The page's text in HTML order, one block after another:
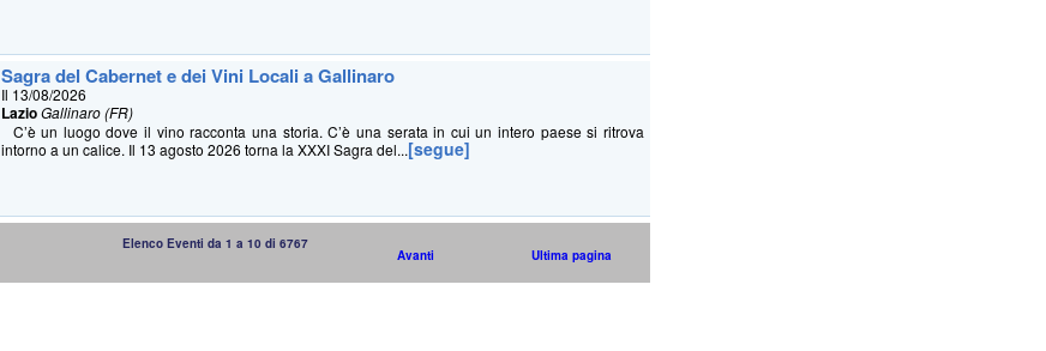
Sagra del Cabernet e dei Vini Locali a Gallinaro
Il 13/08/2026
LazioGallinaro (FR)
C’è un luogo dove il vino racconta una storia. C’è una serata in cui un intero paese si ritrova
intorno a un calice. Il 13 agosto 2026 torna la XXXI Sagra del...[segue]
Elenco Eventi da 1 a 10 di 6767
Avanti Ultima pagina